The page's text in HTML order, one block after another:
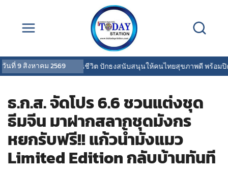
วันที่9 สิงหาคม 2569
LIFE ไทยสมุทรประกันชีวิต ปักธงสนับสนุนให้คนไทยสุขภาพดี พร้อมปิด
ธ.ก.ส. จัดโปร 6.6 ชวนแต่งชุด
ธีมจีน มาฝากสลากชุดมังกร
หยกรับฟรี!! แก้วน้ำมังแมว
Limited Edition กลับบ้านทันที